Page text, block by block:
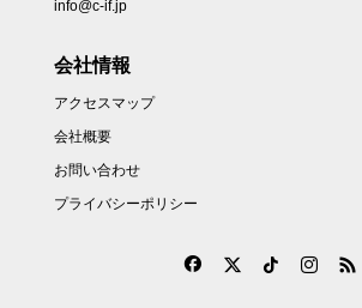
info@c-if.jp
会社情報
アクセスマップ
会社概要
お問い合わせ
プライバシーポリシー